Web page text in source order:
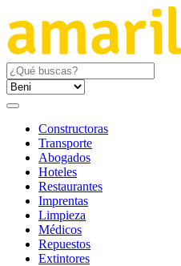
Constructoras
Transporte
Abogados
Hoteles
Restaurantes
Imprentas
Limpieza
Médicos
Repuestos
Extintores